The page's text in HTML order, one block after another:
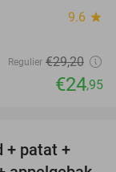
9.6 star
Regulier €29,20
€24,95
23%
+ patat +